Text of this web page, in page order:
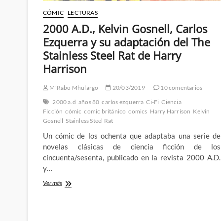
CÓMIC LECTURAS
2000 A.D., Kelvin Gosnell, Carlos
Ezquerra y su adaptación del The
Stainless Steel Rat de Harry
Harrison
M'Rabo Mhulargo 20/03/2019
10 comentarios
2000 a.d años 80 carlos ezquerra Ci-Fi Ciencia
Ficción cómic comic británico comics Harry Harrison Kelvin
Gosnell Stainless Steel Rat
Un cómic de los ochenta que adaptaba una serie de
novelas clásicas de ciencia ficción de los
cincuenta/sesenta, publicado en la revista 2000 A.D.
y…
Ver más2000